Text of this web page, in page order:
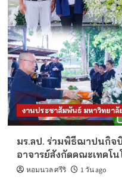
งานประชาสัมพันธ์ มหาวิทยาลั
มร.ลป. ร่วมพิธีฌาปนกิจ
อาจารย์สังกัดคณะเทคโ
หอมนวล ศรีริ 1 วัน ago